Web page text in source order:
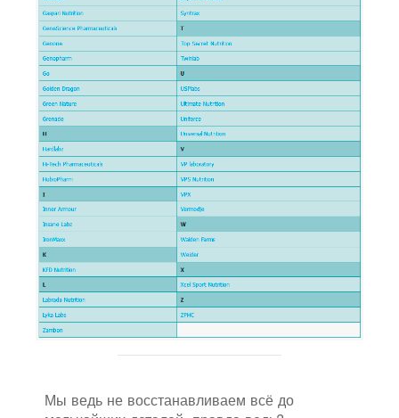
Мы ведь не восстанавливаем всё до